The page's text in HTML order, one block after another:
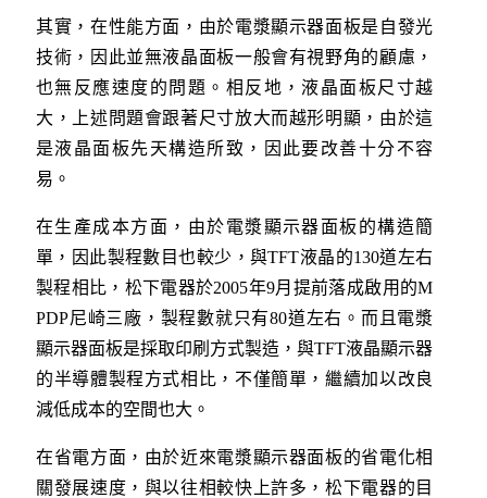
其實，在性能方面，由於電漿顯示器面板是自發光
技術，因此並無液晶面板一般會有視野角的顧慮，
也無反應速度的問題。相反地，液晶面板尺寸越
大，上述問題會跟著尺寸放大而越形明顯，由於這
是液晶面板先天構造所致，因此要改善十分不容
易。
在生產成本方面，由於電漿顯示器面板的構造簡
單，因此製程數目也較少，與TFT液晶的130道左右
製程相比，松下電器於2005年9月提前落成啟用的M
PDP尼崎三廠，製程數就只有80道左右。而且電漿
顯示器面板是採取印刷方式製造，與TFT液晶顯示器
的半導體製程方式相比，不僅簡單，繼續加以改良
減低成本的空間也大。
在省電方面，由於近來電漿顯示器面板的省電化相
關發展速度，與以往相較快上許多，松下電器的目